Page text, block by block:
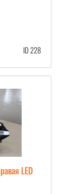
ID 228
LED